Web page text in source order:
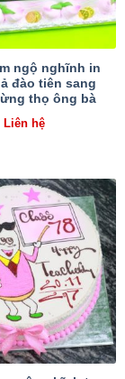
ngộ nghĩnh in
đào tiên sang
thọ ông bà
Liên hệ